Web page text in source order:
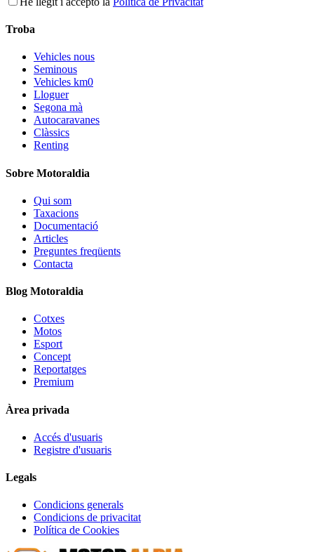
Troba
Vehicles nous
Seminous
Vehicles km0
Lloguer
Segona mà
Autocaravanes
Clàssics
Renting
Sobre Motoraldia
Qui som
Taxacions
Documentació
Articles
Preguntes freqüents
Contacta
Blog Motoraldia
Cotxes
Motos
Esport
Concept
Reportatges
Premium
Àrea privada
Accés d'usuaris
Registre d'usuaris
Legals
Condicions generals
Condicions de privacitat
Política de Cookies